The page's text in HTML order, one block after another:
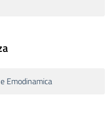
Emodinamica